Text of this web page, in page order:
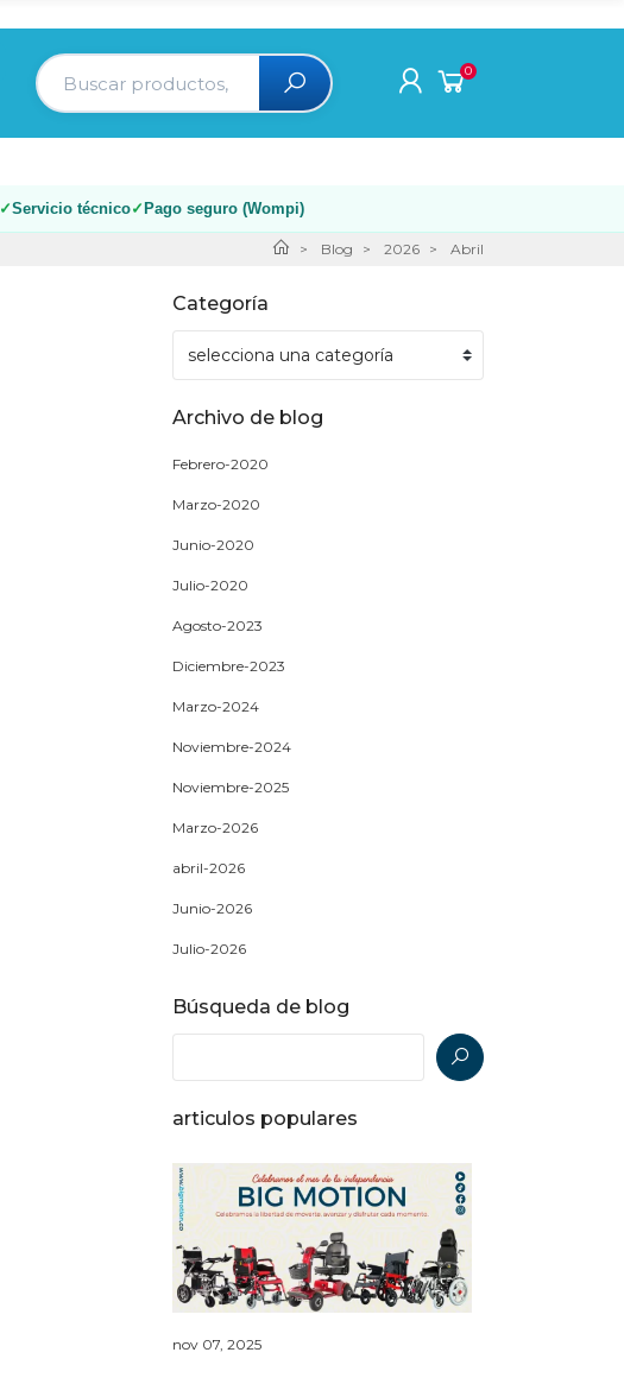
0
Servicio técnico Pago seguro (Wompi)
Blog 2026 Abril
Categoría
Archivo de blog
Febrero-2020
Marzo-2020
Junio-2020
Julio-2020
Agosto-2023
Diciembre-2023
Marzo-2024
Noviembre-2024
Noviembre-2025
Marzo-2026
abril-2026
Junio-2026
Julio-2026
Búsqueda de blog
articulos populares
nov 07, 2025